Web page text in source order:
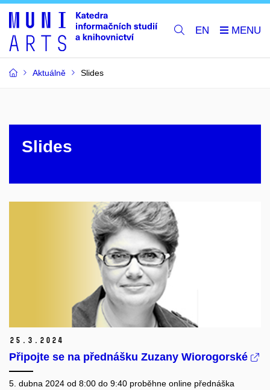
EN
Aktuálně Slides
Slides
25. 3. 2024
Připojte se na přednášku Zuzany Wiorogorské
5. dubna 2024 od 8:00 do 9:40 proběhne online přednáška